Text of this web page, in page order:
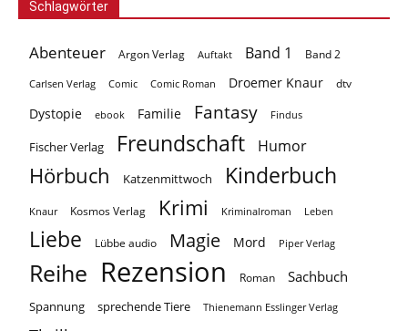
Schlagwörter
Abenteuer Argon Verlag Auftakt Band 1 Band 2
Carlsen Verlag Comic Comic Roman Droemer Knaur dtv
Dystopie ebook Familie Fantasy Findus
Fischer Verlag Freundschaft Humor
Hörbuch Katzenmittwoch Kinderbuch
Knaur Kosmos Verlag Krimi Kriminalroman Leben
Liebe Lübbe audio Magie Mord Piper Verlag
Reihe Rezension Roman Sachbuch
Spannung sprechende Tiere Thienemann Esslinger Verlag